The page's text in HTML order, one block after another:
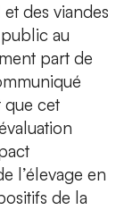
des viandes
au
part de
cet
l’élevage en
de la